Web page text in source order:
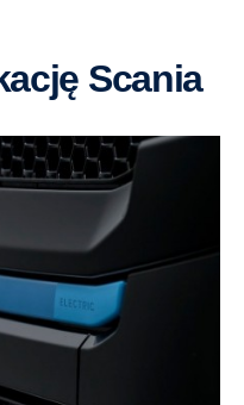
Scania